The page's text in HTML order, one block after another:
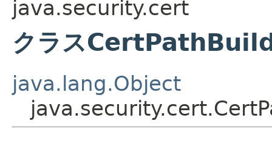
java.security.cert
クラス
java.lang.Object